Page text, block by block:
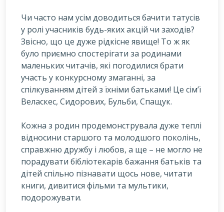
Чи часто нам усім доводиться бачити татусів
у ролі учасників будь-яких акцій чи заходів?
Звісно, що це дуже рідкісне явище! То ж як
було приємно спостерігати за родинами
маленьких читачів, які погодилися брати
участь у конкурсному змаганні, за
спілкуванням дітей з їхніми батьками! Це сім’ї
Веласкес, Сидорових, Бульби, Спащук.
Кожна з родин продемонструвала дуже теплі
відносини старшого та молодшого поколінь,
справжню дружбу і любов, а ще – не могло не
порадувати бібліотекарів бажання батьків та
дітей спільно пізнавати щось нове, читати
книги, дивитися фільми та мультики,
подорожувати.